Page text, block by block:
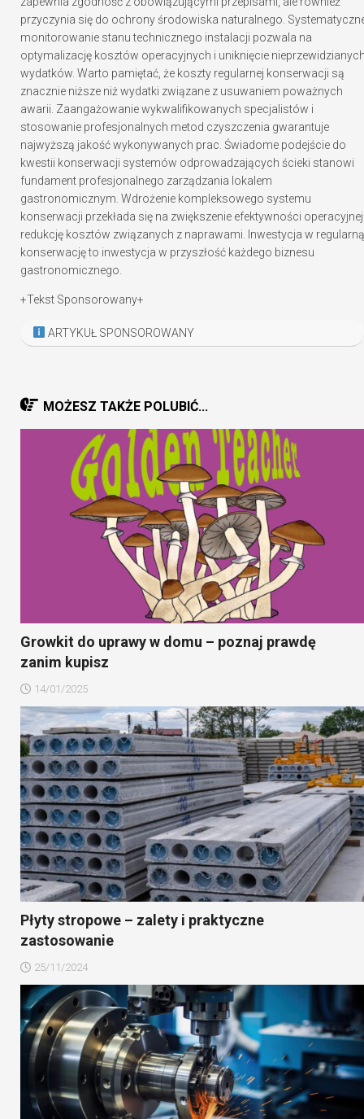
przyczynia się do ochrony środowiska naturalnego.
monitorowanie stanu technicznego instalacji pozwala na
optymalizację kosztów operacyjnych i uniknięcie
wydatków. Warto pamiętać, że koszty regularnej konserwacji są
znacznie niższe niż wydatki związane z usuwaniem poważnych
awarii. Zaangażowanie wykwalifikowanych specjalistów i
stosowanie profesjonalnych metod czyszczenia gwarantuje
najwyższą jakość wykonywanych prac. Świadome podejście do
kwestii konserwacji systemów odprowadzających ścieki stanowi
fundament profesjonalnego zarządzania lokalem
gastronomicznym. Wdrożenie kompleksowego systemu
konserwacji przekłada się na zwiększenie efektywności
redukcję kosztów związanych z naprawami. Inwestycja w regularną
konserwację to inwestycja w przyszłość każdego biznesu
gastronomicznego.
+Tekst Sponsorowany+
ARTYKUŁ SPONSOROWANY
MOŻESZ TAKŻE POLUBIĆ...
Growkit do uprawy w domu – poznaj prawdę
zanim kupisz
14/01/2025
Płyty stropowe – zalety i praktyczne
zastosowanie
25/11/2024